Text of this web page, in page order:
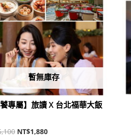
暫無庫存
饕專屬】旅讀 X 台北福華大飯
NT$1,880